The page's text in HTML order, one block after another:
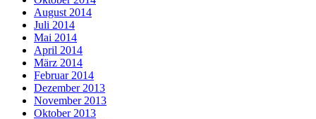
August 2014
Juli 2014
Mai 2014
April 2014
März 2014
Februar 2014
Dezember 2013
November 2013
Oktober 2013